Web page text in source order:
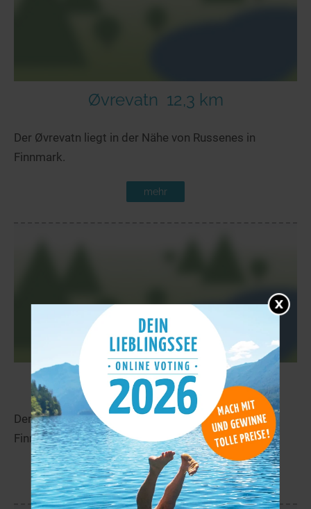
Øvrevatn 12,3 km
Der Øvrevatn liegt in der Nähe von Russenes in
Finnmark.
mehr
Miessejav’rit 12,3 km
Der Miessejav’rit liegt in der Nähe von Kokelv in
Finnmark.
mehr